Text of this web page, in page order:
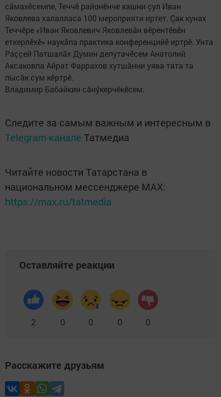
сăмахӗсемпе, Теччӗ районӗнче кашни çул Иван
Яковлева халалласа 100 мероприяти иртет. Çак кунах
Теччӗре «Иван Яковлевич Яковлевăн вӗрентӗвӗн
еткерлӗхӗ» наукăпа практика конференцийӗ иртрӗ. Унта
Раççей Патшалăх Думин депутачӗсем Анатолий
Аксаковпа Айрат Фаррахов хутшăнни уява тата та
пысăк сум кӗртрӗ.
Владимир Бабайкин сăнӳкерчӗкӗсем.
Следите за самым важным и интересным в
Telegram-канале Татмедиа
Читайте новости Татарстана в
национальном мессенджере MАХ:
https://max.ru/tatmedia
Оставляйте реакции
2 0 0 0 0
Расскажите друзьям